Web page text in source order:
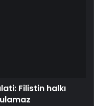
Filistin halkı